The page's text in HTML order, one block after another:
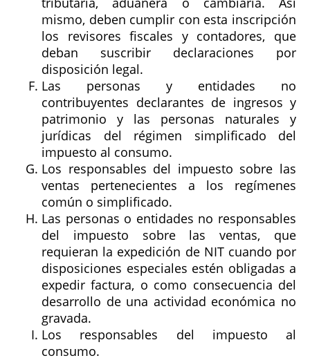
mismo, deben cumplir con esta inscripción
los revisores fiscales y contadores, que
deban suscribir declaraciones por
disposición legal.
Las personas y entidades no
contribuyentes declarantes de ingresos y
patrimonio y las personas naturales y
jurídicas del régimen simplificado del
impuesto al consumo.
Los responsables del impuesto sobre las
ventas pertenecientes a los regímenes
común o simplificado.
Las personas o entidades no responsables
del impuesto sobre las ventas, que
requieran la expedición de NIT cuando por
disposiciones especiales estén obligadas a
expedir factura, o como consecuencia del
desarrollo de una actividad económica no
gravada.
Los responsables del impuesto al
consumo.